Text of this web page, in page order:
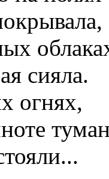
сияла.
огнях,